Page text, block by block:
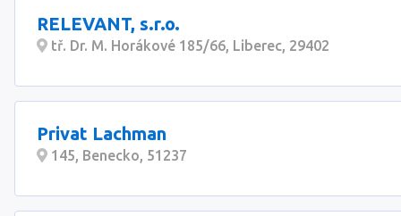
RELEVANT, s.r.o.
tř. Dr. M. Horákové 185/66, Liberec, 29402
Privat Lachman
145, Benecko, 51237